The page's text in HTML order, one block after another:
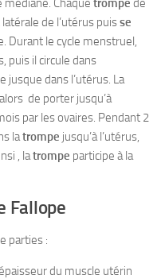
Chaque trompe de
de l’utérus puisse
Durant le cycle menstruel,
puis il circule dans
jusque dans l’utérus. La
de porter jusqu’à
par les ovaires. Pendant 2
latrompe jusqu’à l’utérus,
, latrompe participe à la
Fallope
parties :
du muscle utérin